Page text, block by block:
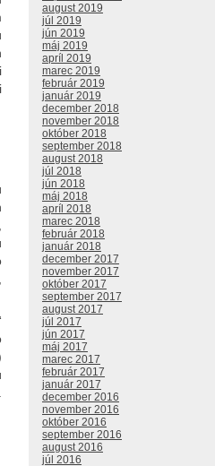
august 2019
júl 2019
jún 2019
máj 2019
apríl 2019
marec 2019
február 2019
január 2019
december 2018
november 2018
október 2018
september 2018
august 2018
júl 2018
jún 2018
máj 2018
apríl 2018
marec 2018
február 2018
január 2018
december 2017
november 2017
október 2017
september 2017
august 2017
júl 2017
jún 2017
máj 2017
marec 2017
február 2017
január 2017
december 2016
november 2016
október 2016
september 2016
august 2016
júl 2016